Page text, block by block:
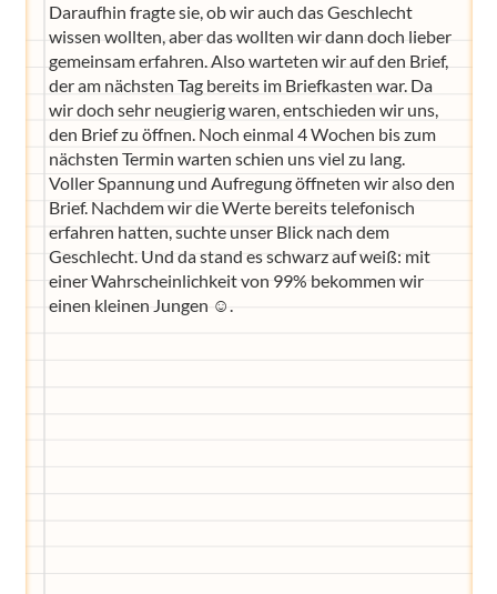
Daraufhin fragte sie, ob wir auch das Geschlecht
wissen wollten, aber das wollten wir dann doch lieber
gemeinsam erfahren. Also warteten wir auf den Brief,
der am nächsten Tag bereits im Briefkasten war. Da
wir doch sehr neugierig waren, entschieden wir uns,
den Brief zu öffnen. Noch einmal 4 Wochen bis zum
nächsten Termin warten schien uns viel zu lang.
Voller Spannung und Aufregung öffneten wir also den
Brief. Nachdem wir die Werte bereits telefonisch
erfahren hatten, suchte unser Blick nach dem
Geschlecht. Und da stand es schwarz auf weiß: mit
einer Wahrscheinlichkeit von 99% bekommen wir
einen kleinen Jungen ☺.